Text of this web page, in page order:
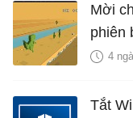
Mời
phiên
4
Tắt